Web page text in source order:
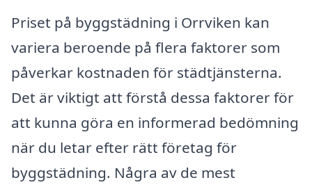
Priset på byggstädning i Orrviken kan
variera beroende på flera faktorer som
påverkar kostnaden för städtjänsterna.
Det är viktigt att förstå dessa faktorer för
att kunna göra en informerad bedömning
när du letar efter rätt företag för
byggstädning. Några av de mest